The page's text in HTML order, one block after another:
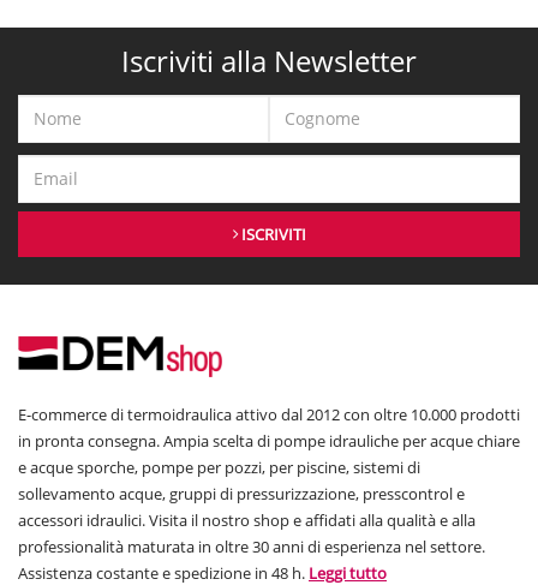
Iscriviti alla Newsletter
ISCRIVITI
E-commerce di termoidraulica attivo dal 2012 con oltre 10.000 prodotti
in pronta consegna. Ampia scelta di pompe idrauliche per acque chiare
e acque sporche, pompe per pozzi, per piscine, sistemi di
sollevamento acque, gruppi di pressurizzazione, presscontrol e
accessori idraulici. Visita il nostro shop e affidati alla qualità e alla
professionalità maturata in oltre 30 anni di esperienza nel settore.
Assistenza costante e spedizione in 48 h. Leggi tutto